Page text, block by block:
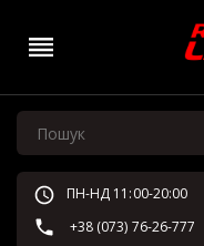
ПН-НД 11:00-20:00
+38 (073) 76-26-777